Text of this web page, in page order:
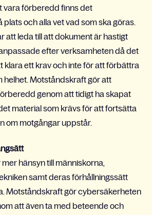
vara förberedd finns det
och alla vet vad som ska göras.
att leda till att dokument är hastigt
efter verksamheten då det
klara ett krav och inte för att förbättra
helhet. Motståndskraft gör att
genom att tidigt ha skapat
material som krävs för att fortsätta
om motgångar uppstår.
hänsyn till människorna,
samt deras förhållningssätt
Motståndskraft gör cybersäkerheten
att även ta med beteende och